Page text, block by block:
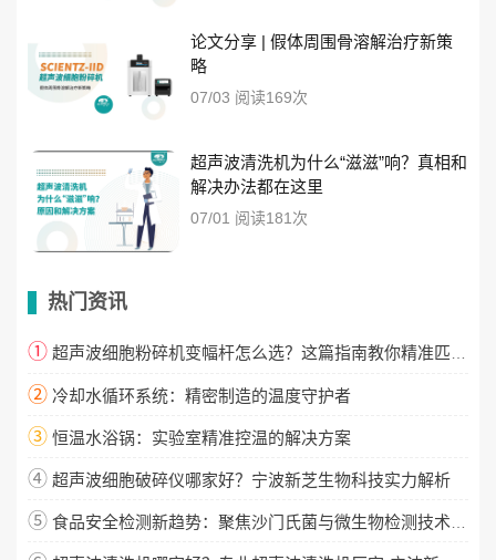
论文分享 | 假体周围骨溶解治疗新策
略
07/03 阅读169次
超声波清洗机为什么“滋滋”响？真相和
解决办法都在这里
07/01 阅读181次
热门资讯
① 超声波细胞粉碎机变幅杆怎么选？这篇指南教你精准匹配！
② 冷却水循环系统：精密制造的温度守护者
③ 恒温水浴锅：实验室精准控温的解决方案
④ 超声波细胞破碎仪哪家好？宁波新芝生物科技实力解析
⑤ 食品安全检测新趋势：聚焦沙门氏菌与微生物检测技术升级